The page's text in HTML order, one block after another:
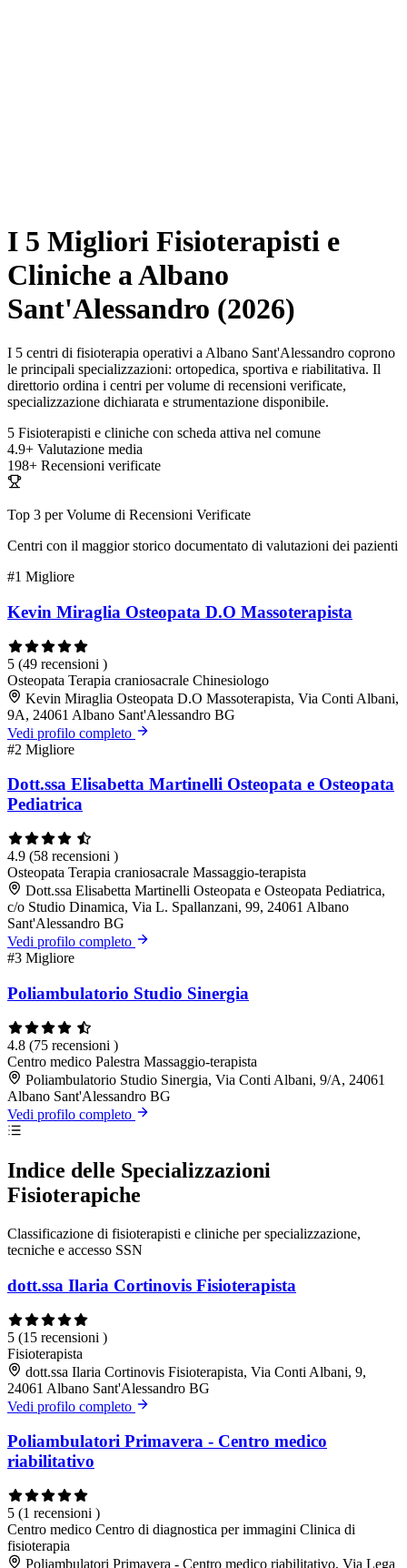
I 5 Migliori Fisioterapisti e
Cliniche a Albano
Sant'Alessandro (2026)
I 5 centri di fisioterapia operativi a Albano Sant'Alessandro coprono
le principali specializzazioni: ortopedica, sportiva e riabilitativa. Il
direttorio ordina i centri per volume di recensioni verificate,
specializzazione dichiarata e strumentazione disponibile.
5 Fisioterapisti e cliniche con scheda attiva nel comune
4.9+ Valutazione media
198+ Recensioni verificate
Top 3 per Volume di Recensioni Verificate
Centri con il maggior storico documentato di valutazioni dei pazienti
#1 Migliore
Kevin Miraglia Osteopata D.O Massoterapista
5 (49 recensioni )
Osteopata Terapia craniosacrale Chinesiologo
Kevin Miraglia Osteopata D.O Massoterapista, Via Conti Albani,
9A, 24061 Albano Sant'Alessandro BG
Vedi profilo completo
#2 Migliore
Dott.ssa Elisabetta Martinelli Osteopata e Osteopata
Pediatrica
4.9 (58 recensioni )
Osteopata Terapia craniosacrale Massaggio-terapista
Dott.ssa Elisabetta Martinelli Osteopata e Osteopata Pediatrica,
c/o Studio Dinamica, Via L. Spallanzani, 99, 24061 Albano
Sant'Alessandro BG
Vedi profilo completo
#3 Migliore
Poliambulatorio Studio Sinergia
4.8 (75 recensioni )
Centro medico Palestra Massaggio-terapista
Poliambulatorio Studio Sinergia, Via Conti Albani, 9/A, 24061
Albano Sant'Alessandro BG
Vedi profilo completo
Indice delle Specializzazioni
Fisioterapiche
Classificazione di fisioterapisti e cliniche per specializzazione,
tecniche e accesso SSN
dott.ssa Ilaria Cortinovis Fisioterapista
5 (15 recensioni )
Fisioterapista
dott.ssa Ilaria Cortinovis Fisioterapista, Via Conti Albani, 9,
24061 Albano Sant'Alessandro BG
Vedi profilo completo
Poliambulatori Primavera - Centro medico
riabilitativo
5 (1 recensioni )
Centro medico Centro di diagnostica per immagini Clinica di
fisioterapia
Poliambulatori Primavera - Centro medico riabilitativo, Via Lega